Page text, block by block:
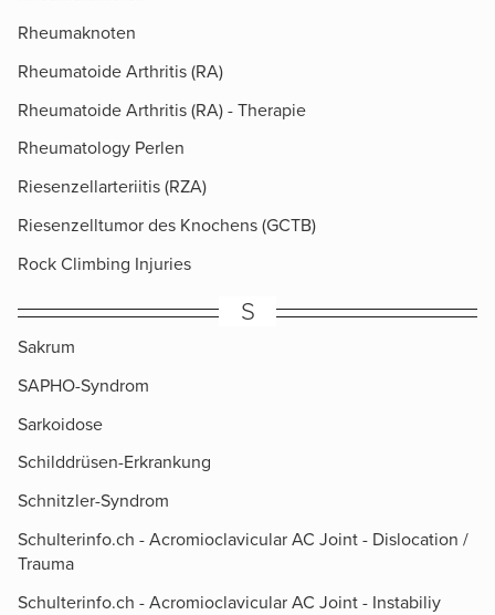
Rheumaknoten
Rheumatoide Arthritis (RA)
Rheumatoide Arthritis (RA) - Therapie
Rheumatology Perlen
Riesenzellarteriitis (RZA)
Riesenzelltumor des Knochens (GCTB)
Rock Climbing Injuries
S
Sakrum
SAPHO-Syndrom
Sarkoidose
Schilddrüsen-Erkrankung
Schnitzler-Syndrom
Schulterinfo.ch - Acromioclavicular AC Joint - Dislocation /
Trauma
Schulterinfo.ch - Acromioclavicular AC Joint - Instabiliy